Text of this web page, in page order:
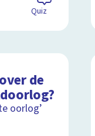
Quiz
de
oorlog’